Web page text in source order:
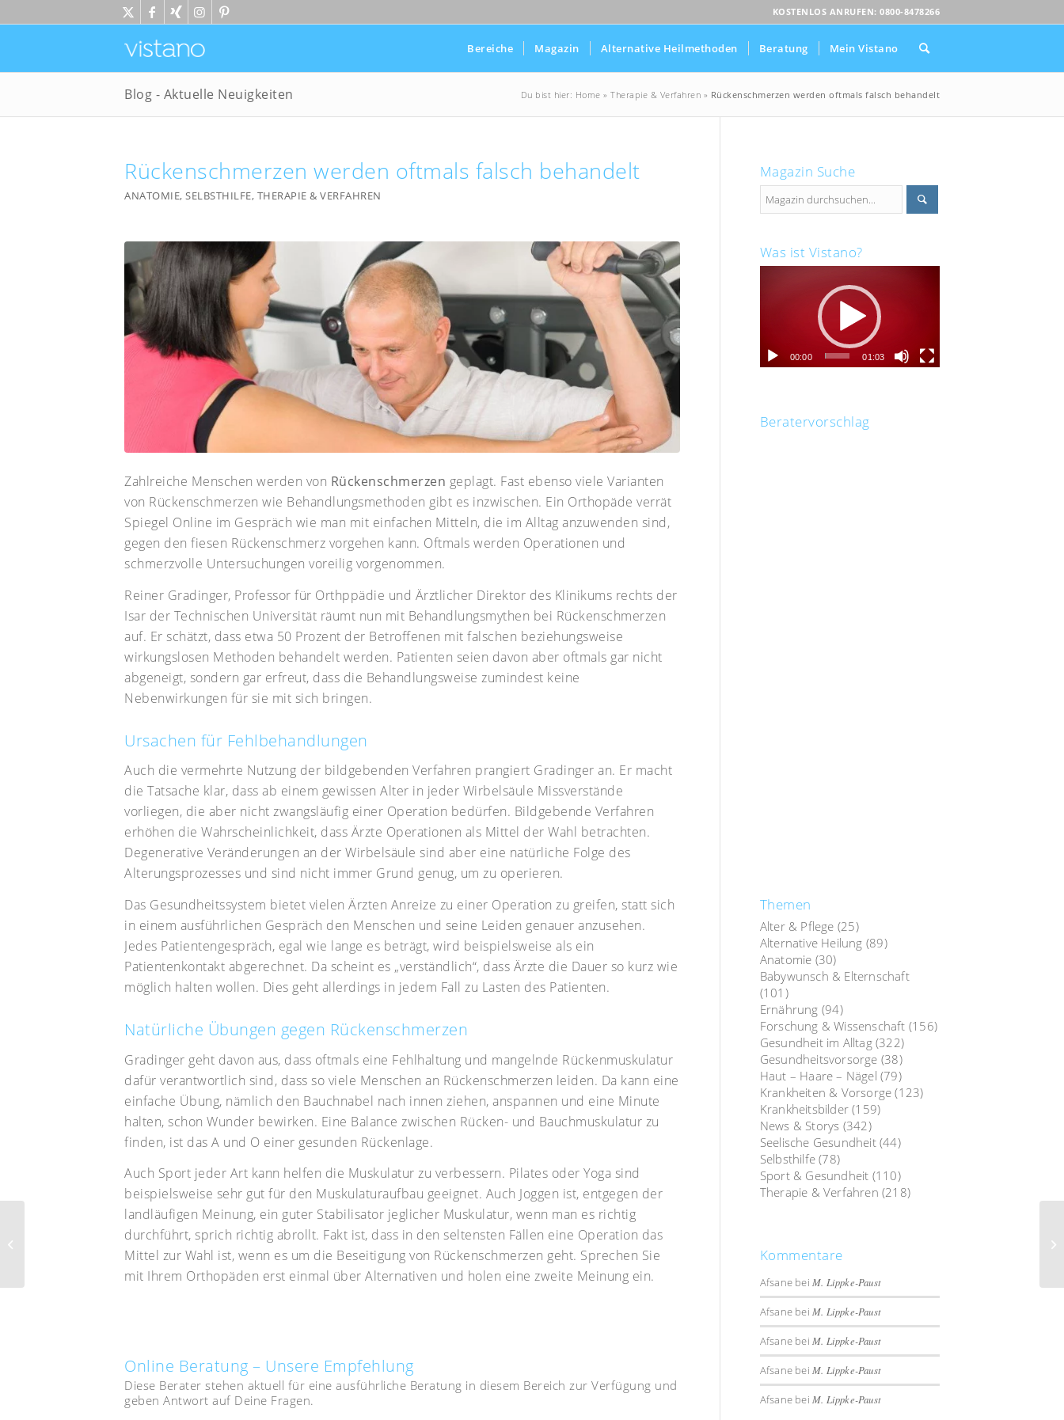
KOSTENLOS ANRUFEN: 0800-8478266
Bereiche Magazin Alternative Heilmethoden Beratung Mein Vistano
Blog - Aktuelle Neuigkeiten Du bist hier: Home » Therapie & Verfahren » Rückenschmerzen werden oftmals falsch behandelt
Rückenschmerzen werden oftmals falsch behandelt
ANATOMIE, SELBSTHILFE, THERAPIE & VERFAHREN
Zahlreiche Menschen werden von Rückenschmerzen geplagt. Fast ebenso viele Varianten
von Rückenschmerzen wie Behandlungsmethoden gibt es inzwischen. Ein Orthopäde verrät
Spiegel Online im Gespräch wie man mit einfachen Mitteln, die im Alltag anzuwenden sind,
gegen den fiesen Rückenschmerz vorgehen kann. Oftmals werden Operationen und
schmerzvolle Untersuchungen voreilig vorgenommen.
Reiner Gradinger, Professor für Orthppädie und Ärztlicher Direktor des Klinikums rechts der
Isar der Technischen Universität räumt nun mit Behandlungsmythen bei Rückenschmerzen
auf. Er schätzt, dass etwa 50 Prozent der Betroffenen mit falschen beziehungsweise
wirkungslosen Methoden behandelt werden. Patienten seien davon aber oftmals gar nicht
abgeneigt, sondern gar erfreut, dass die Behandlungsweise zumindest keine
Nebenwirkungen für sie mit sich bringen.
Ursachen für Fehlbehandlungen
Auch die vermehrte Nutzung der bildgebenden Verfahren prangiert Gradinger an. Er macht
die Tatsache klar, dass ab einem gewissen Alter in jeder Wirbelsäule Missverstände
vorliegen, die aber nicht zwangsläufig einer Operation bedürfen. Bildgebende Verfahren
erhöhen die Wahrscheinlichkeit, dass Ärzte Operationen als Mittel der Wahl betrachten.
Degenerative Veränderungen an der Wirbelsäule sind aber eine natürliche Folge des
Alterungsprozesses und sind nicht immer Grund genug, um zu operieren.
Das Gesundheitssystem bietet vielen Ärzten Anreize zu einer Operation zu greifen, statt sich
in einem ausführlichen Gespräch den Menschen und seine Leiden genauer anzusehen.
Jedes Patientengespräch, egal wie lange es beträgt, wird beispielsweise als ein
Patientenkontakt abgerechnet. Da scheint es „verständlich“, dass Ärzte die Dauer so kurz wie
möglich halten wollen. Dies geht allerdings in jedem Fall zu Lasten des Patienten.
Natürliche Übungen gegen Rückenschmerzen
Gradinger geht davon aus, dass oftmals eine Fehlhaltung und mangelnde Rückenmuskulatur
dafür verantwortlich sind, dass so viele Menschen an Rückenschmerzen leiden. Da kann eine
einfache Übung, nämlich den Bauchnabel nach innen ziehen, anspannen und eine Minute
halten, schon Wunder bewirken. Eine Balance zwischen Rücken- und Bauchmuskulatur zu
finden, ist das A und O einer gesunden Rückenlage.
Auch Sport jeder Art kann helfen die Muskulatur zu verbessern. Pilates oder Yoga sind
beispielsweise sehr gut für den Muskulaturaufbau geeignet. Auch Joggen ist, entgegen der
landläufigen Meinung, ein guter Stabilisator jeglicher Muskulatur, wenn man es richtig
durchführt, sprich richtig abrollt. Fakt ist, dass in den seltensten Fällen eine Operation das
Mittel zur Wahl ist, wenn es um die Beseitigung von Rückenschmerzen geht. Sprechen Sie
mit Ihrem Orthopäden erst einmal über Alternativen und holen eine zweite Meinung ein.
Online Beratung – Unsere Empfehlung
Diese Berater stehen aktuell für eine ausführliche Beratung in diesem Bereich zur Verfügung und
geben Antwort auf Deine Fragen.
Magazin Suche
Was ist Vistano?
00:00 01:03
Beratervorschlag
Themen
Alter & Pflege (25)
Alternative Heilung (89)
Anatomie (30)
Babywunsch & Elternschaft
(101)
Ernährung (94)
Forschung & Wissenschaft (156)
Gesundheit im Alltag(322)
Gesundheitsvorsorge (38)
Haut – Haare – Nägel (79)
Krankheiten & Vorsorge (123)
Krankheitsbilder (159)
News & Storys (342)
Seelische Gesundheit(44)
Selbsthilfe (78)
Sport & Gesundheit (110)
Therapie & Verfahren (218)
Kommentare
Afsane beiM. Lippke-Paust
Afsane beiM. Lippke-Paust
Afsane beiM. Lippke-Paust
Afsane beiM. Lippke-Paust
Afsane beiM. Lippke-Paust
Was tun bei Rheuma